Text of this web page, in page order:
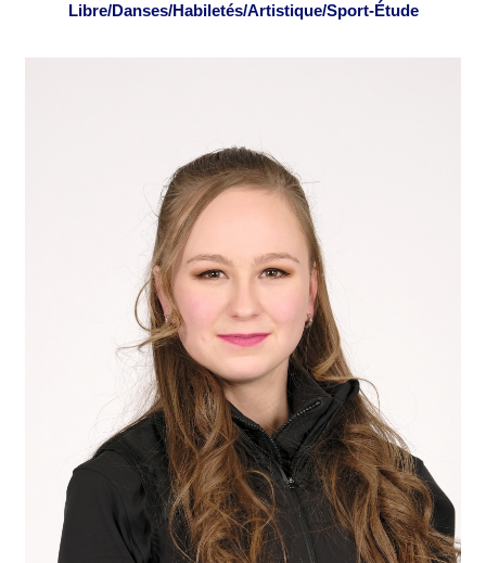
Libre/Danses/Habiletés/Artistique/Sport-Étude